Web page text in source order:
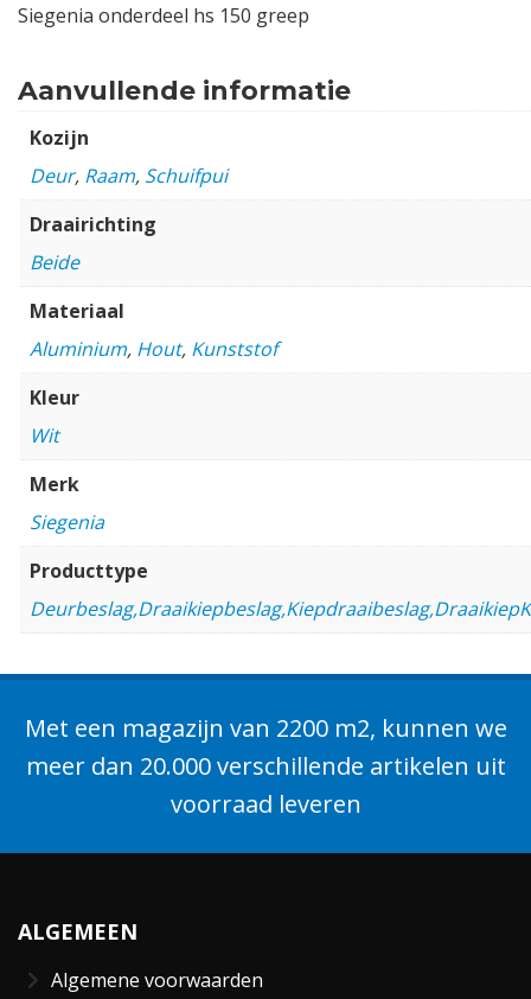
Siegenia onderdeel hs 150 greep
Aanvullende informatie
Kozijn
Deur, Raam, Schuifpui
Draairichting
Beide
Materiaal
Aluminium, Hout, Kunststof
Kleur
Wit
Merk
Siegenia
Producttype
Met een magazijn van 2200 m2, kunnen we
meer dan 20.000 verschillende artikelen uit
voorraad leveren
ALGEMEEN
Algemene voorwaarden